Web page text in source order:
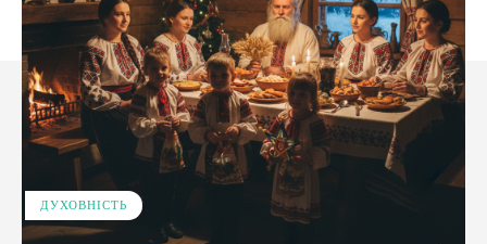
ДУХОВНІСТЬ